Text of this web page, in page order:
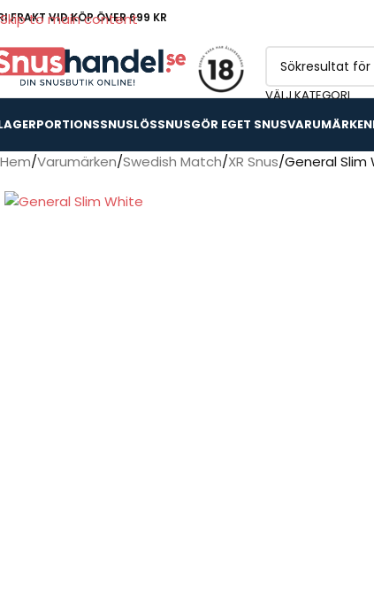
Skip to main content
FRAKT VID KÖP ÖVER 699 KR
VÄLJ KATEGORI
PORTIONSSNUSLÖSSNUSGÖR EGET SNUSVARUMÄRKEN
Hem Varumärken Swedish Match XR Snus General Slim